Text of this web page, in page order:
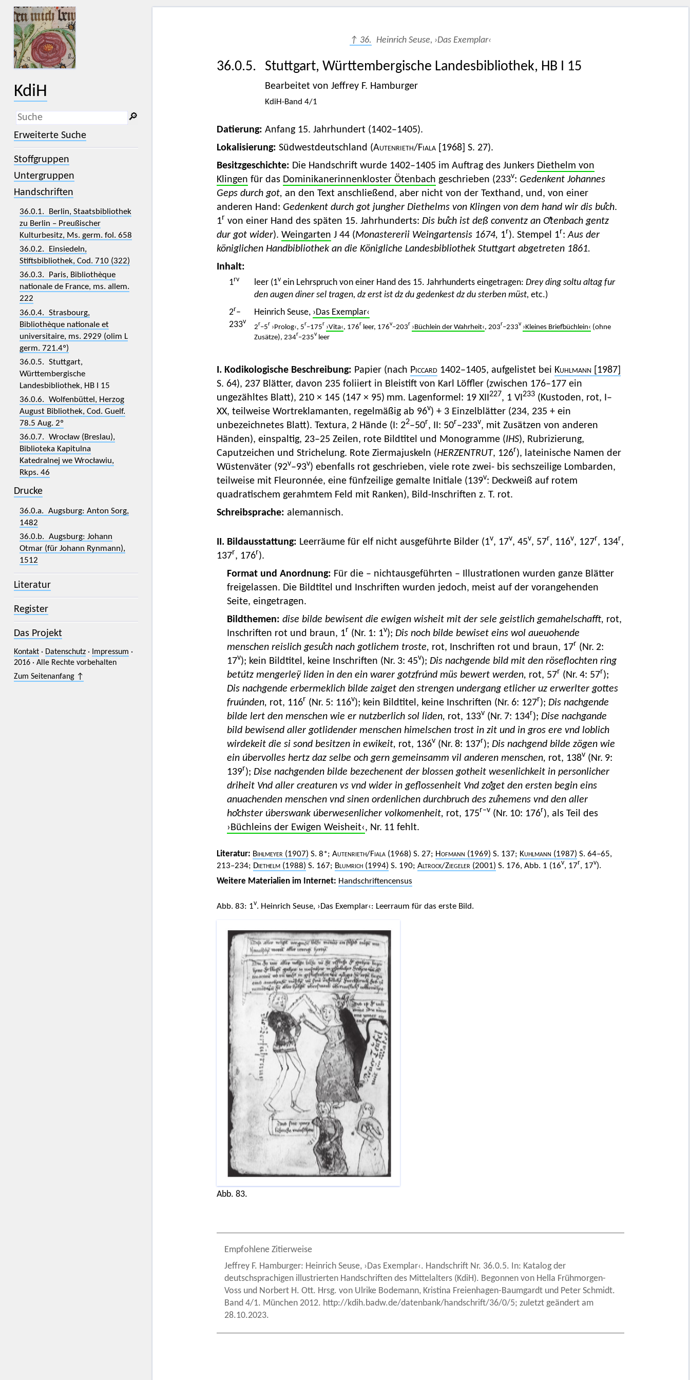
KdiH
_
(der Unterstrich) ist Platzhalter für
genau ein Zeichen.
% (das Prozentzeichen) ist Platzhalter
für kein, ein oder mehr als ein
🔎︎
Erweiterte Suche
Stoffgruppen
Untergruppen
Handschriften
36.0.1. Berlin, Staatsbibliothek
zu Berlin – Preußischer
Kulturbesitz, Ms. germ. fol. 658
36.0.2. Einsiedeln,
Stiftsbibliothek, Cod. 710 (322)
36.0.3. Paris, Bibliothèque
nationale de France, ms. allem.
222
36.0.4. Strasbourg,
Bibliothèque nationale et
universitaire, ms. 2929 (olim L
germ. 721.4º)
36.0.5. Stuttgart,
Württembergische
Landesbibliothek, HB I 15
36.0.6. Wolfenbüttel, Herzog
August Bibliothek, Cod. Guelf.
78.5 Aug. 2º
36.0.7. Wrocław (Breslau),
Biblioteka Kapitulna
Katedralnej we Wrocławiu,
Rkps. 46
Drucke
36.0.a. Augsburg: Anton Sorg,
1482
36.0.b. Augsburg: Johann
Otmar (für Johann Rynmann),
1512
Literatur
Register
Das Projekt
Kontakt· Datenschutz· Impressum ·
2016 · Alle Rechte vorbehalten
Zum Seitenanfang ↑
↑ 36. Heinrich Seuse, ›Das Exemplar‹
36.0.5. Stuttgart, Württembergische Landesbibliothek, HB I 15
Bearbeitet von Jeffrey F. Hamburger
KdiH-Band 4/1
Datierung: Anfang 15. Jahrhundert (1402–1405).
Lokalisierung: Südwestdeutschland (Autenrieth/Fiala[1968] S. 27).
Besitzgeschichte: Die Handschrift wurde 1402–1405 im Auftrag des Junkers Diethelm von
Klingen für das Dominikanerinnenkloster Ötenbach geschrieben (233v: Gedenkent Johannes
Geps durch got, an den Text anschließend, aber nicht von der Texthand, und, von einer
anderen Hand: Gedenkent durch got jungher Diethelms von Klingen von dem hand wir dis buͦch.
1r von einer Hand des späten 15. Jahrhunderts: Dis buͦch ist deß conventz an Oͤtenbach gentz
dur got wider). Weingarten J 44 (Monastererii Weingartensis 1674, 1r). Stempel 1r:Aus der
königlichen Handbibliothek an die Königliche Landesbibliothek Stuttgart abgetreten 1861.
Inhalt:
1rv leer (1v ein Lehrspruch von einer Hand des 15. Jahrhunderts eingetragen: Drey ding soltu altag fur
den augen diner sel tragen, dz erst ist dz du gedenkest dz du sterben müst, etc.)
2r–
233v
Heinrich Seuse, ›Das Exemplar‹
2r–5r ›Prolog‹, 5r–175r ›Vita‹, 176r leer, 176v–203r ›Büchlein der Wahrheit‹, 203r–233v ›Kleines Briefbüchlein‹ (ohne
Zusätze), 234r–235v leer
I. Kodikologische Beschreibung: Papier (nach Piccard1402–1405, aufgelistet bei Kuhlmann [1987]
S. 64), 237 Blätter, davon 235 foliiert in Bleistift von Karl Löffler (zwischen 176–177 ein
ungezähltes Blatt), 210 × 145 (147 × 95) mm. Lagenformel: 19 XII227, 1 VI233(Kustoden, rot, I–
XX, teilweise Wortreklamanten, regelmäßig ab 96v) + 3 Einzelblätter (234, 235 + ein
unbezeichnetes Blatt). Textura, 2 Hände (I: 22–50r, II: 50r–233v, mit Zusätzen von anderen
Händen), einspaltig, 23–25 Zeilen, rote Bildtitel und Monogramme (IHS), Rubrizierung,
Caputzeichen und Strichelung. Rote Ziermajuskeln (HERZENTRUT, 126r), lateinische Namen der
Wüstenväter (92v–93v) ebenfalls rot geschrieben, viele rote zwei- bis sechszeilige Lombarden,
teilweise mit Fleuronnée, eine fünfzeilige gemalte Initiale (139v: Deckweiß auf rotem
quadratischem gerahmtem Feld mit Ranken), Bild-Inschriften z. T. rot.
Schreibsprache: alemannisch.
II. Bildausstattung: Leerräume für elf nicht ausgeführte Bilder (1v, 17v, 45v, 57r, 116v, 127r, 134r,
137r, 176r).
Format und Anordnung: Für die – nichtausgeführten – Illustrationen wurden ganze Blätter
freigelassen. Die Bildtitel und Inschriften wurden jedoch, meist auf der vorangehenden
Seite, eingetragen.
Bildthemen: dise bilde bewisent die ewigen wisheit mit der sele geistlich gemahelschafft, rot,
Inschriften rot und braun, 1r (Nr. 1: 1v); Dis noch bilde bewiset eins wol aueuohende
menschen reislich gesuͦch nach gotlichem troste, rot, Inschriften rot und braun, 17r (Nr. 2:
17v); kein Bildtitel, keine Inschriften (Nr. 3: 45v); Dis nachgende bild mit den röseflochten ring
betútz mengerleÿ liden in den ein warer gotzfrúnd müs bewert werden, rot, 57r (Nr. 4: 57r);
Dis nachgende erbermeklich bilde zaiget den strengen undergang etlicher uz erwerlter gottes
fruúnden, rot, 116r (Nr. 5: 116v); kein Bildtitel, keine Inschriften (Nr. 6: 127r); Dis nachgende
bilde lert den menschen wie er nutzberlich sol liden, rot, 133v (Nr. 7: 134r); Dise nachgande
bild bewisend aller gotlidender menschen himelschen trost in zit und in gros ere vnd loblich
wirdekeit die si sond besitzen in ewikeit, rot, 136v (Nr. 8: 137r); Dis nachgend bilde zögen wie
ein úbervolles hertz daz selbe och gern gemeinsamm vil anderen menschen, rot, 138v (Nr. 9:
139r); Dise nachgenden bilde bezechenent der blossen gotheit wesenlichkeit in personlicher
driheit Vnd aller creaturen vs vnd wider in geflossenheit Vnd zoͤget den ersten begin eins
anuachenden menschen vnd sinen ordenlichen durchbruch des zuͦnemens vnd den aller
hoͤchster úberswank úberwesenlicher volkomenheit, rot, 175r–v (Nr. 10: 176r), als Teil des
›Büchleins der Ewigen Weisheit‹, Nr. 11 fehlt.
Literatur: Bihlmeyer (1907) S. 8*; Autenrieth/Fiala(1968) S. 27; Hofmann (1969) S. 137; Kuhlmann (1987) S. 64–65,
213–234; Diethelm(1988) S. 167; Blumrich(1994) S. 190; Altrock/Ziegeler (2001) S. 176, Abb. 1 (16v, 17r, 17v).
Weitere Materialien im Internet: Handschriftencensus
Abb. 83: 1v. Heinrich Seuse, ›Das Exemplar‹: Leerraum für das erste Bild.
Abb. 83.
Empfohlene Zitierweise
Jeffrey F. Hamburger: Heinrich Seuse, ›Das Exemplar‹. Handschrift Nr. 36.0.5. In: Katalog der
deutschsprachigen illustrierten Handschriften des Mittelalters (KdiH). Begonnen von Hella Frühmorgen-
Voss und Norbert H. Ott. Hrsg. von Ulrike Bodemann, Kristina Freienhagen-Baumgardt und Peter Schmidt.
Band 4/1. München 2012. http://kdih.badw.de/datenbank/handschrift/36/0/5; zuletzt geändert am
28.10.2023.